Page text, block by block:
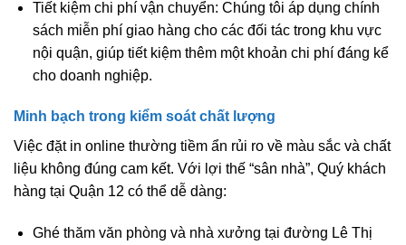
Tiết kiệm chi phí vận chuyển: Chúng tôi áp dụng chính
sách miễn phí giao hàng cho các đối tác trong khu vực
nội quận, giúp tiết kiệm thêm một khoản chi phí đáng kể
cho doanh nghiệp.
Minh bạch trong kiểm soát chất lượng
Việc đặt in online thường tiềm ẩn rủi ro về màu sắc và chất
liệu không đúng cam kết. Với lợi thế “sân nhà”, Quý khách
hàng tại Quận 12 có thể dễ dàng:
Ghé thăm văn phòng và nhà xưởng tại đường Lê Thị